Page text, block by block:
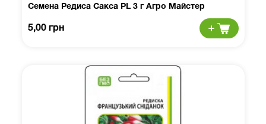
Семена Редиса Сакса PL 3 г Агро Майстер
5,00 грн